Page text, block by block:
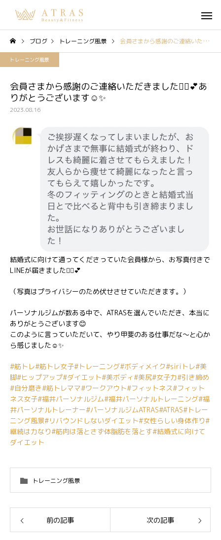
ブログ トレーニング風景 会員さまから感謝のご連絡いただきました👰‍♀️💕ありがとうございます☺️✨
トレーニング風景
会員さまから感謝のご連絡いただきました👰‍♀️💕あ
りがとうございます☺️✨
2023.08.16
結婚式に向けて通ってくださっていた会員様から、お写真付きで
LINEが届きました👰‍♀️💕
（写真はプライバシーのため伏せさせていただきます。）
パーソナルジムが数ある中で、ATRASを選んでいただき、本当に
ありがとうございます😊
このように言っていただいて、やり甲斐のある仕事だな〜と心か
ら感じました☺️✨
#筋トレ#筋トレ女子#トレーニング#ボディメイク#siriトレ#美
脚#ヒップアップ#ダイエット#美ボディ#美尻#女子力#引き締め
#自分磨き#筋トレママ#ワークアウト#フィットネス#フィット
ネス女子#福井パーソナルジム#福井パーソナルトレーニング#福
井パーソナルトレーナー#パーソナルジムATRAS#ATRAS#トレー
ニング風景#リバウンドしないダイエット#女性らしい身体作り#
継続は力なり#筋肉は落とさず体脂肪を落とす#結婚式に向けて
ダイエット
トレーニング風景
前の記事 次の記事